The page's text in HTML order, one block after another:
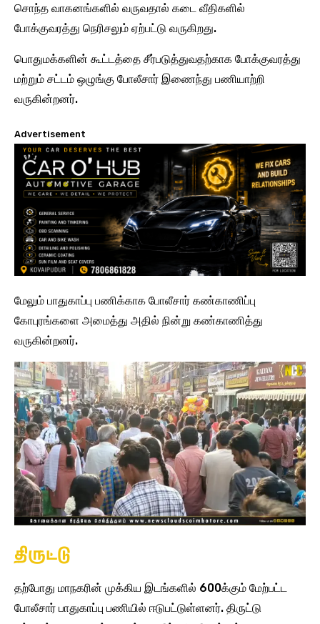
சொந்த வாகனங்களில் வருவதால் கடை வீதிகளில்
போக்குவரத்து நெரிசலும் ஏற்பட்டு வருகிறது.
பொதுமக்களின் கூட்டத்தை சீர்படுத்துவதற்காக போக்குவரத்து
மற்றும் சட்டம் ஒழுங்கு போலீசார் இணைந்து பணியாற்றி
வருகின்றனர்.
Advertisement
மேலும் பாதுகாப்பு பணிக்காக போலீசார் கண்காணிப்பு
கோபுரங்களை அமைத்து அதில் நின்று கண்காணித்து
வருகின்றனர்.
திருட்டு
தற்போது மாநகரின் முக்கிய இடங்களில் 600க்கும் மேற்பட்ட
போலீசார் பாதுகாப்பு பணியில் ஈடுபட்டுள்ளனர். திருட்டு